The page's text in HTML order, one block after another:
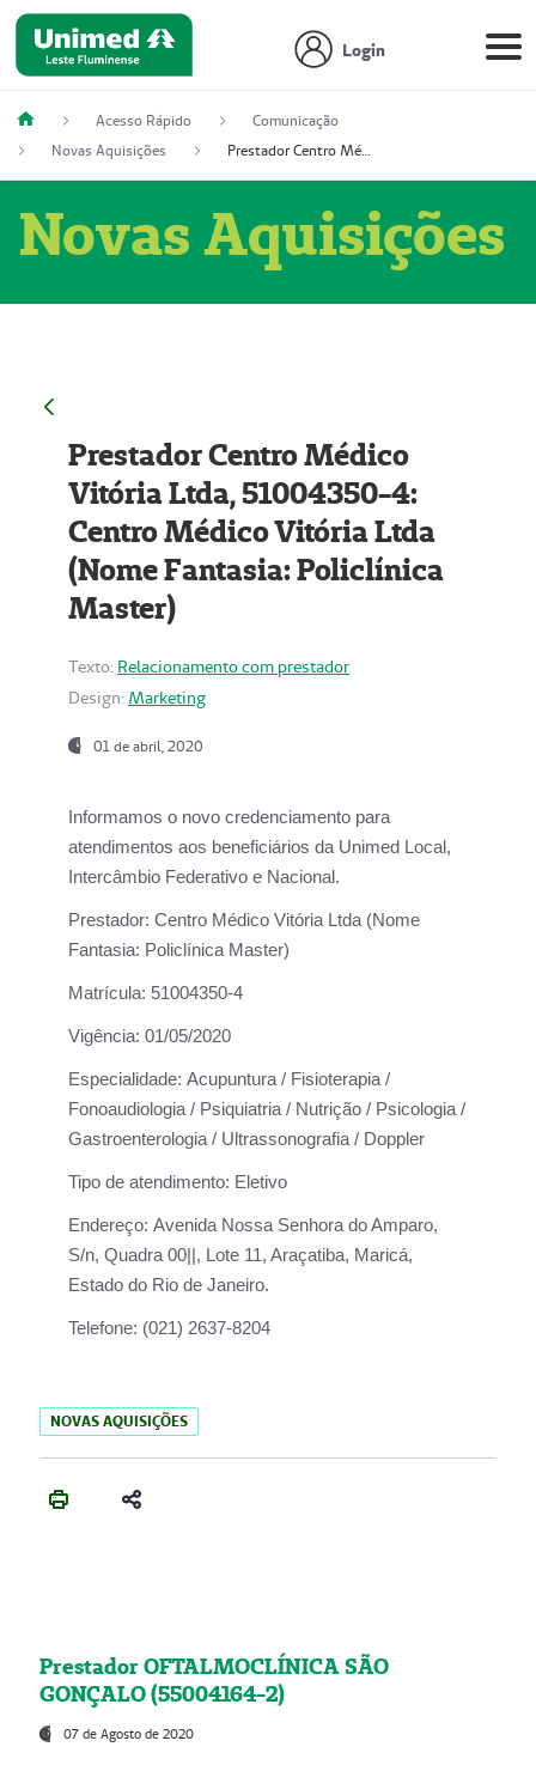
Login
Acesso Rápido
Comunicação
Novas Aquisições
Prestador Centro Médico Vitória Ltda, 51004350-4: Centro Médico Vitória Ltda (Nome Fantasia: Policlínica Master)
Novas Aquisições
Prestador Centro Médico
Vitória Ltda, 51004350-4:
Centro Médico Vitória Ltda
(Nome Fantasia: Policlínica
Master)
Texto: Relacionamento com prestador
Design: Marketing
01 de abril, 2020
Informamos o novo credenciamento para
atendimentos aos beneficiários da Unimed Local,
Intercâmbio Federativo e Nacional.
Prestador: Centro Médico Vitória Ltda (Nome
Fantasia: Policlínica Master)
Matrícula: 51004350-4
Vigência: 01/05/2020
Especialidade: Acupuntura / Fisioterapia /
Fonoaudiologia / Psiquiatria / Nutrição / Psicologia /
Gastroenterologia / Ultrassonografia / Doppler
Tipo de atendimento: Eletivo
Endereço: Avenida Nossa Senhora do Amparo,
S/n, Quadra 00||, Lote 11, Araçatiba, Maricá,
Estado do Rio de Janeiro.
Telefone: (021) 2637-8204
NOVAS AQUISIÇÕES
Prestador OFTALMOCLÍNICA SÃO
GONÇALO (55004164-2)
07 de Agosto de 2020